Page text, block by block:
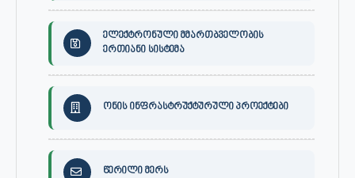
ელექტრონული მმართბველობის
ერთიანი სისტემა
ონის ინფრასტრუქტურული პროექტები
წერილი მერს